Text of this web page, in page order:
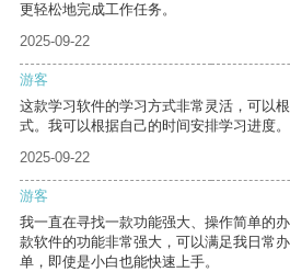
更轻松地完成工作任务。
2025-09-22
游客
这款学习软件的学习方式非常灵活，可以
式。我可以根据自己的时间安排学习进度。
2025-09-22
游客
我一直在寻找一款功能强大、操作简单的
款软件的功能非常强大，可以满足我日常
单，即使是小白也能快速上手。